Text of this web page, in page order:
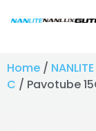
Home / NANLITE
C / Pavotube